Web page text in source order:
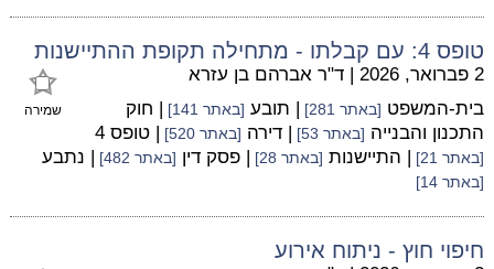
טופס 4: עם קבלתו - מתחילה תקופת ההתיישנות
שמירה
2 פברואר, 2026 | ד"ר אברהם בן עזרא
בית-המשפט [באתר 281] | תובע [באתר 141]
| חוק
התכנון והבנייה [באתר 53] | דירה [באתר 520] | טופס 4
[באתר 21] | התיישנות [באתר 28] | פסק דין [באתר 482] | נתבע
[באתר 14]
חיפוי חוץ - ניתוח אירוע